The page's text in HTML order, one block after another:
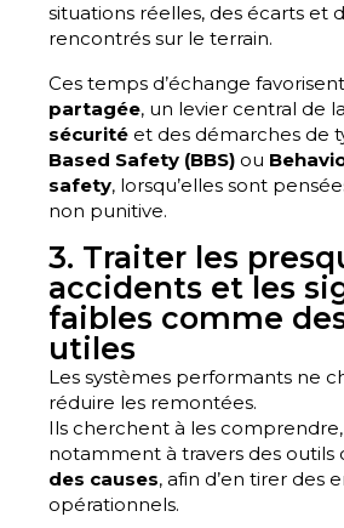
situations réelles, des écarts et
rencontrés sur le terrain.
Ces temps d’échange
partagée, un levier central de la
sécurité et des démarches de
Based Safety (BBS) ou
safety, lorsqu’elles sont
non punitive.
3. Traiter les
accidents et les
faibles comme
utiles
Les systèmes performants ne
réduire les remontées.
Ils cherchent à les comprendre,
notamment à travers des outils
des causes, afin d’en tirer des
opérationnels.